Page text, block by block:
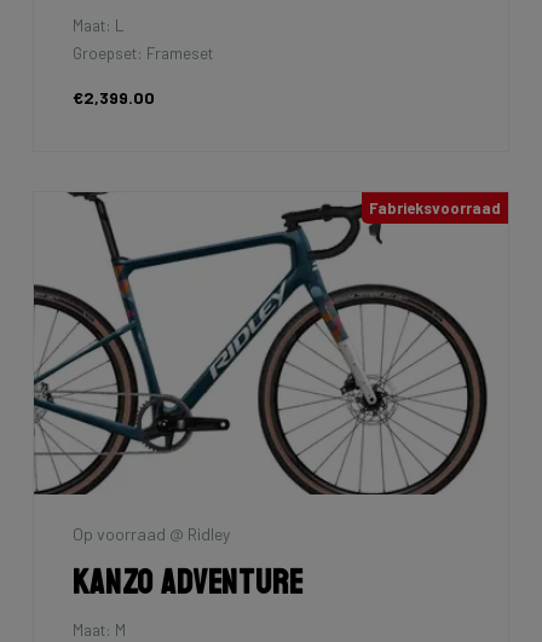
Maat: L
Groepset: Frameset
€2,399.00
Fabrieksvoorraad
Op voorraad @ Ridley
Kanzo Adventure
Maat: M